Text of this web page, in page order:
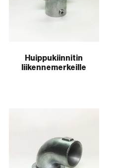
Huippukiinnitin
liikennemerkeille